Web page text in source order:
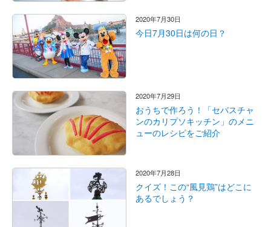
2020年7月30日
今日7月30日は何の日？
2020年7月29日
おうちで作ろう！「セバスチャ
ンのカリプソキッチン」のメニ
ューのレシピをご紹介
2020年7月28日
クイズ！この“風見鶏”はどこに
あるでしょう？